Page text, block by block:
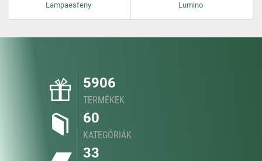
Lampaesfeny Lumino
5906
TERMÉKEK
60
KATEGÓRIÁK
33